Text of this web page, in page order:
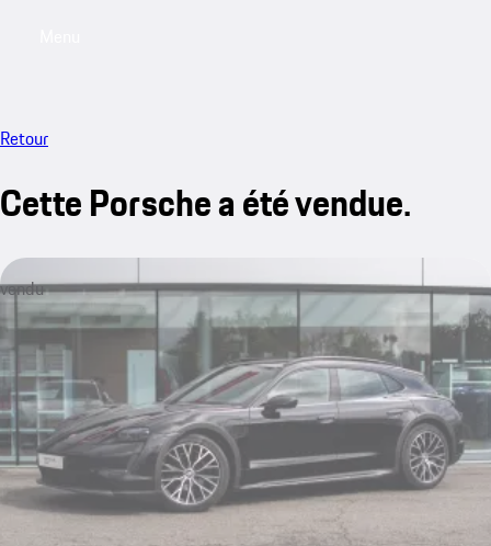
Retour
Cette Porsche a été vendue.
vendu